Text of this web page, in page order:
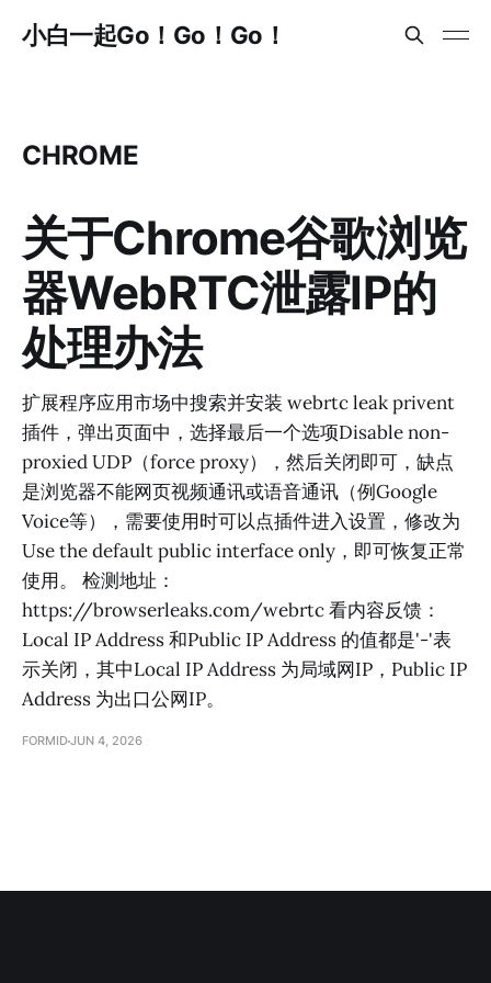
小白一起Go！Go！Go！
CHROME
关于Chrome谷歌浏览
器WebRTC泄露IP的
处理办法
扩展程序应用市场中搜索并安装 webrtc leak privent
插件，弹出页面中，选择最后一个选项Disable non-
proxied UDP（force proxy），然后关闭即可，缺点
是浏览器不能网页视频通讯或语音通讯（例Google
Voice等），需要使用时可以点插件进入设置，修改为
Use the default public interface only，即可恢复正常
使用。 检测地址：
https://browserleaks.com/webrtc 看内容反馈：
Local IP Address 和Public IP Address 的值都是'-'表
示关闭，其中Local IP Address 为局域网IP，Public IP
Address 为出口公网IP。
FORMIDJUN 4, 2026